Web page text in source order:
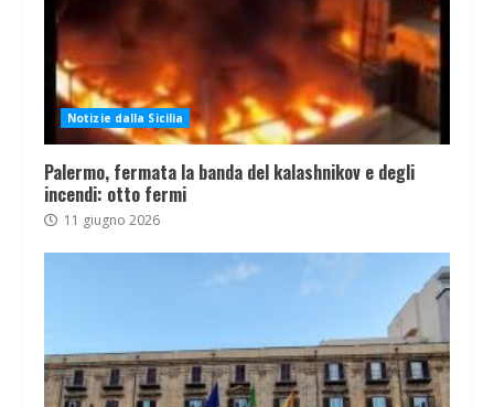
Notizie dalla Sicilia
Palermo, fermata la banda del kalashnikov e degli
incendi: otto fermi
11 giugno 2026